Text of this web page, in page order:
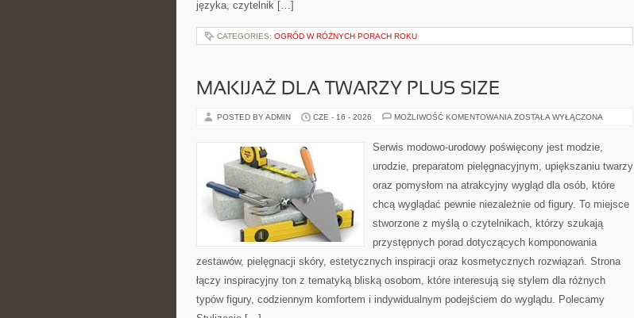
języka, czytelnik […]
CATEGORIES: OGRÓD W RÓŻNYCH PORACH ROKU
MAKIJAŻ DLA TWARZY PLUS SIZE
POSTED BY ADMIN CZE - 16 - 2026 MOŻLIWOŚĆ KOMENTOWANIA MAKIJAŻ
PLUS
SIZE
ZOSTAŁA WYŁĄCZONA
Serwis modowo-urodowy poświęcony jest modzie,
urodzie, preparatom pielęgnacyjnym, upiększaniu twarzy
oraz pomysłom na atrakcyjny wygląd dla osób, które
chcą wyglądać pewnie niezależnie od figury. To miejsce
stworzone z myślą o czytelnikach, którzy szukają
przystępnych porad dotyczących komponowania
zestawów, pielęgnacji skóry, estetycznych inspiracji oraz kosmetycznych rozwiązań. Strona
łączy inspiracyjny ton z tematyką bliską osobom, które interesują się stylem dla różnych
typów figury, codziennym komfortem i indywidualnym podejściem do wyglądu. Polecamy